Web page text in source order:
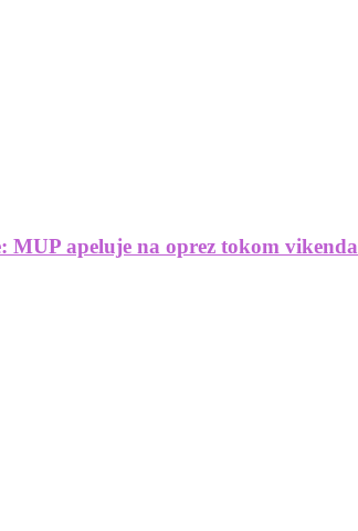
MUP apeluje na oprez tokom vikenda